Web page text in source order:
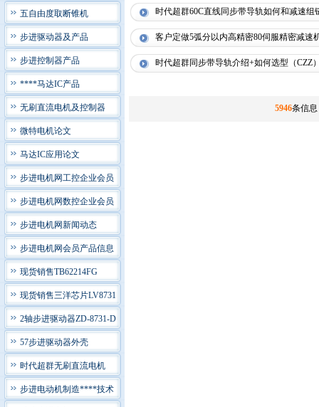
五自由度取断锥机
步进驱动器及产品
步进控制器产品
****马达IC产品
无刷直流电机及控制器
微特电机论文
马达IC应用论文
步进电机网工控企业会员
步进电机网数控企业会员
步进电机网新闻动态
步进电机网会员产品信息
现货销售TB62214FG
现货销售三洋芯片LV8731
2轴步进驱动器ZD-8731-D
57步进驱动器外壳
时代超群无刷直流电机
步进电动机制造****技术
时代超群60C直线同步带导轨如何和减速组
客户定做5弧分以内高精密80伺服精密减速
时代超群同步带导轨介绍+如何选型（CZZ
5946条信